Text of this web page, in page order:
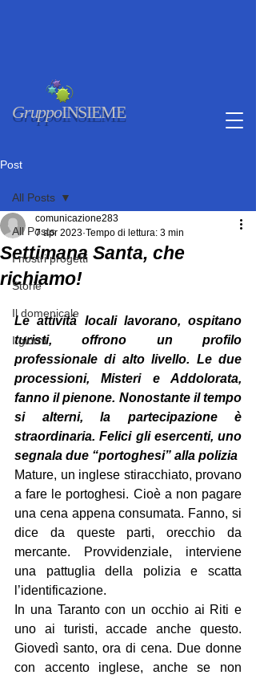
GruppoINSIEME
Post
All Posts
I nostri progetti
Storie
Il domenicale
I giorni
All Posts
Settimana Santa, che
richiamo!
comunicazione283
7 apr 2023 Tempo di lettura: 3 min
Le attività locali lavorano, ospitano
turisti, offrono un profilo
professionale di alto livello. Le due
processioni, Misteri e Addolorata,
fanno il pienone. Nonostante il tempo
si alterni, la partecipazione è
straordinaria. Felici gli esercenti, uno
segnala due “portoghesi” alla polizia
Mature, un inglese stiracchiato, provano
a fare le portoghesi. Cioè a non pagare
una cena appena consumata. Fanno, si
dice da queste parti, orecchio da
mercante. Provvidenziale, interviene
una pattuglia della polizia e scatta
l’identificazione.
In una Taranto con un occhio ai Riti e
uno ai turisti, accade anche questo.
Giovedì santo, ora di cena. Due donne
con accento inglese, anche se non